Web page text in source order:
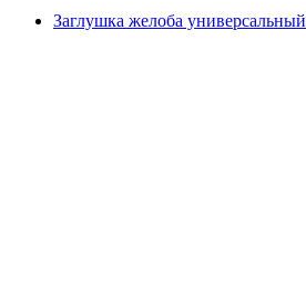
Заглушка желоба универсальный